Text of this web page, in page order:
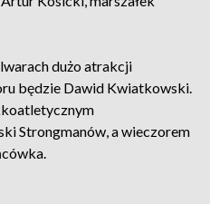
dużo atrakcji
będzie Dawid Kwiatkowski.
Strongmanów, a wieczorem